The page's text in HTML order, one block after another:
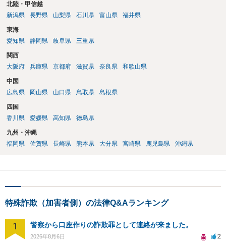
北陸・甲信越
新潟県
長野県 山梨県 石川県 富山県 福井県
東海
愛知県
静岡県 岐阜県 三重県
関西
大阪府
兵庫県 京都府 滋賀県 奈良県 和歌山県
中国
広島県
岡山県 山口県 鳥取県 島根県
四国
香川県
愛媛県 高知県 徳島県
九州・沖縄
福岡県
佐賀県 長崎県 熊本県 大分県 宮崎県 鹿児島県 沖縄県
特殊詐欺（加害者側）の法律Q&Aランキング
1 警察から口座作りの詐欺罪として連絡が来ました。
2026年8月6日 2